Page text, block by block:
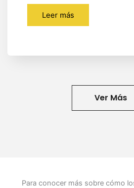
Leer más
Ver Más
Para conocer más sobre cómo